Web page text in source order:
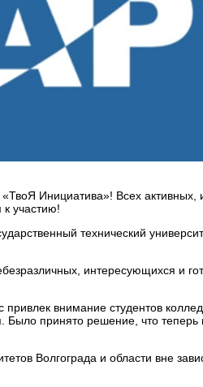
Инициатива»! Всех активных,
участию!
технический
интересующихся и
внимание студентов
Было принято решение, что теперь
Волгограда и области вне